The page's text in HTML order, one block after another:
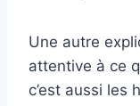
Une autre
attentive à ce
c’est aussi les